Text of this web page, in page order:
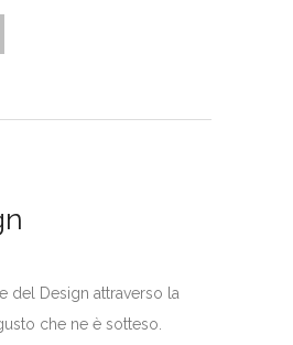
del Design attraverso la
che ne è sotteso.